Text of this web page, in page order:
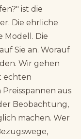
ist die
Die ehrliche
Modell. Die
Sie an. Worauf
Wir gehen
echten
aus
Beobachtung,
machen. Wer